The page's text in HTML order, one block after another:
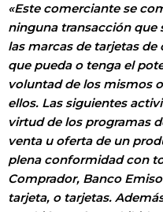
«Este comerciante se
ninguna transacción que
las marcas de tarjetas
que pueda o tenga el
voluntad de los mismos
ellos. Las siguientes
virtud de los programas
venta u oferta de un
plena conformidad con
Comprador, Banco
tarjeta, o tarjetas.